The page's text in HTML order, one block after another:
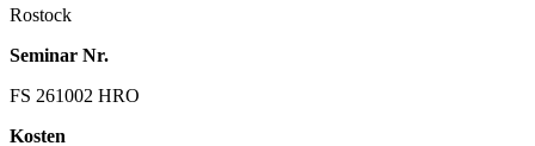
Rostock
Seminar Nr.
FS 261002 HRO
Kosten